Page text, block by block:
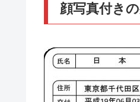
顔写真付き